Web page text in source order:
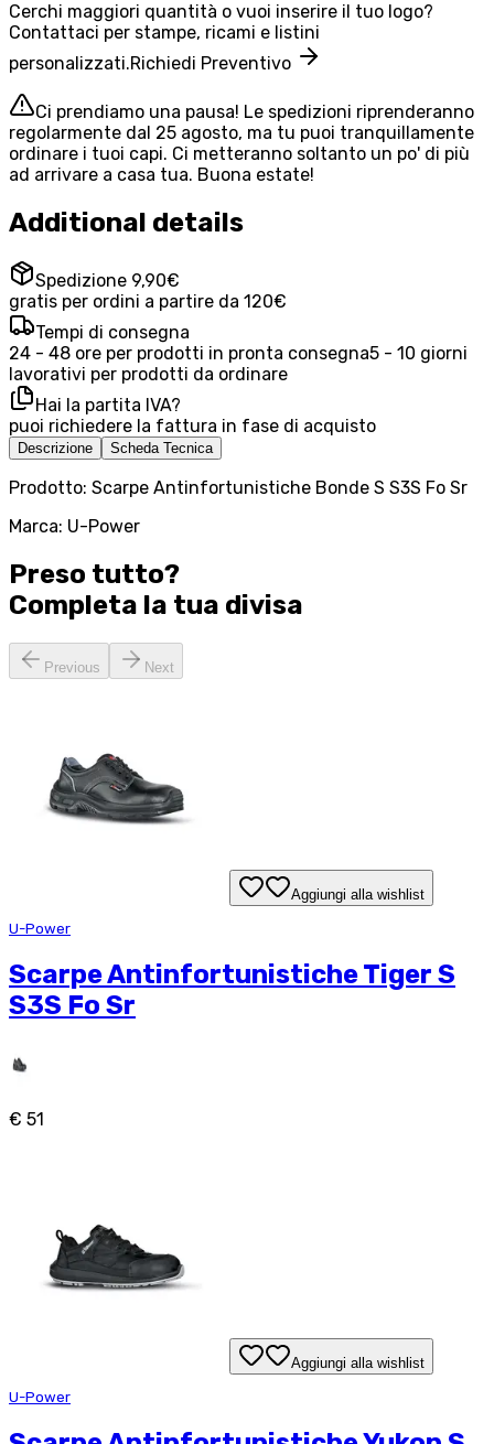
Cerchi maggiori quantità o vuoi inserire il tuo logo?
Contattaci per stampe, ricami e listini
personalizzati.Richiedi Preventivo
Ci prendiamo una pausa! Le spedizioni riprenderanno
regolarmente dal 25 agosto, ma tu puoi tranquillamente
ordinare i tuoi capi. Ci metteranno soltanto un po' di più
ad arrivare a casa tua. Buona estate!
Additional details
Spedizione 9,90€
gratis per ordini a partire da 120€
Tempi di consegna
24 - 48 ore per prodotti in pronta consegna5 - 10 giorni
lavorativi per prodotti da ordinare
Hai la partita IVA?
puoi richiedere la fattura in fase di acquisto
Descrizione Scheda Tecnica
Prodotto: Scarpe Antinfortunistiche Bonde S S3S Fo Sr
Marca: U-Power
Preso tutto?
Completa la tua divisa
Previous Next
Aggiungi alla wishlist
U-Power
Scarpe Antinfortunistiche Tiger S
S3S Fo Sr
€ 51
Aggiungi alla wishlist
U-Power